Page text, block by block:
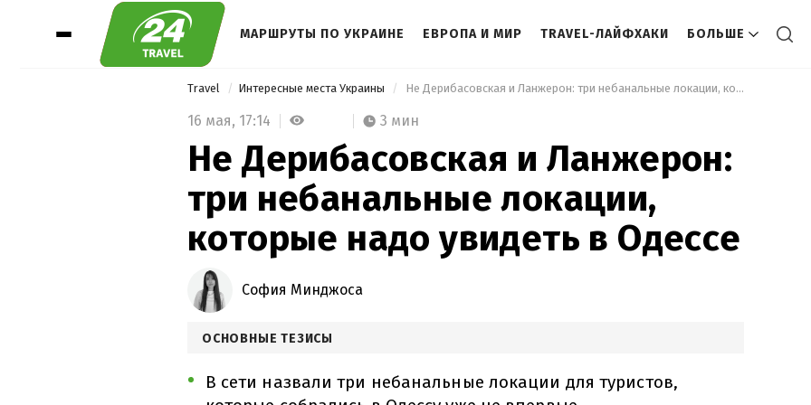
МАРШРУТЫ ПО УКРАИНЕ ЕВРОПА И МИР TRAVEL-ЛАЙФХАКИ БОЛЬШЕ
Travel Интересные места Украины Не Дерибасовская и Ланжерон: три небанальные локации, которые надо увидеть в Одессе
16 мая, 17:14 3 мин
Не Дерибасовская и Ланжерон:
три небанальные локации,
которые надо увидеть в Одессе
София Минджоса
ОСНОВНЫЕ ТЕЗИСЫ
В сети назвали три небанальные локации для туристов,